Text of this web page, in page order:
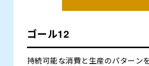
ゴール12
持続可能な消費と生産のパターン